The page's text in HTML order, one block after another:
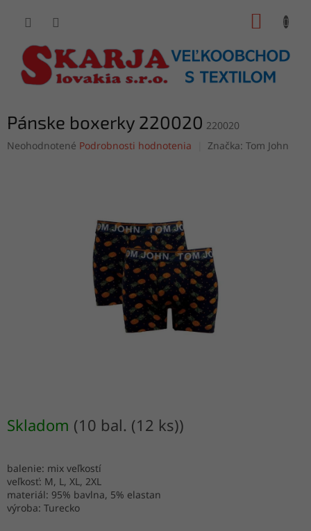
Pánske boxerky 220020 220020
Priemerné
Neohodnotené Podrobnosti hodnotenia Značka: Tom John
Skladom (10 bal. (12 ks))
balenie: mix veľkostí
veľkosť: M, L, XL, 2XL
materiál: 95% bavlna, 5% elastan
výroba: Turecko